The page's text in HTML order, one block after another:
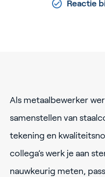
Reactie
Als metaalbewerker
samenstellen van
tekening en
collega’s werk je aan
nauwkeurig meten,